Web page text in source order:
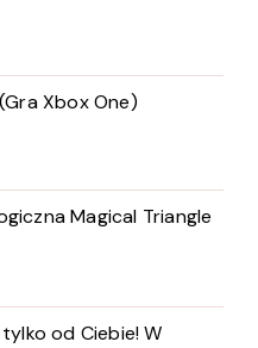
Xbox One)
Magical Triangle
od Ciebie! W